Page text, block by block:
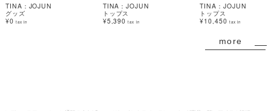
TINA：JOJUN
グッズ
¥0 tax in
TINA：JOJUN
トップス
¥5,390 tax in
TINA：JOJUN
トップス
¥10,450 tax in
more